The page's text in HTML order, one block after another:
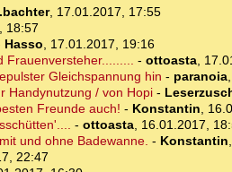
, 17.01.2017, 17:55
18:57
Hasso, 17.01.2017, 19:16
Frauenversteher......... - ottoasta,
Gleichspannung hin - paranoia,
Handynutzung / von Hopi-
Freunde auch! - Konstantin,
- ottoasta, 16.01.2017,
und ohne Badewanne. - Konstantin,
22:47